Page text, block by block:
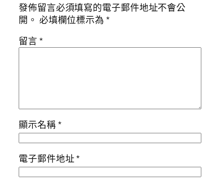
發佈留言必須填寫的電子郵件地址不會公
開。 必填欄位標示為*
留言*
顯示名稱*
電子郵件地址*